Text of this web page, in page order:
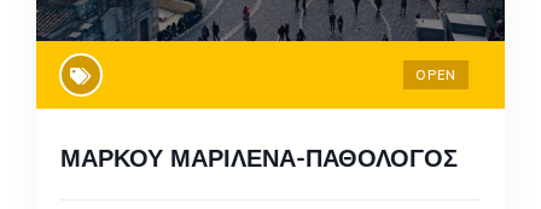
OPEN
ΜΑΡΚΟΥ ΜΑΡΙΛΕΝΑ-ΠΑΘΟΛΟΓΟΣ